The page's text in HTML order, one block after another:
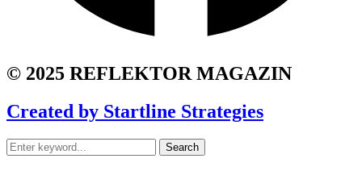
© 2025 REFLEKTOR MAGAZIN
Created by Startline Strategies
Search